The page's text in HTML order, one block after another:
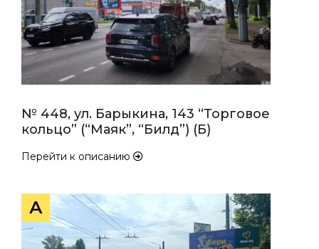
№ 448, ул. Барыкина, 143 “Торговое
кольцо” (“Маяк”, “Билд”) (Б)
Перейти к описанию
А